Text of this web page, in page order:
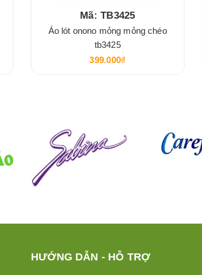
Mã: TB3425
Áo lót onono mỏng mỏng chéo
tb3425
399.000₫
HƯỚNG DẪN - HỖ TRỢ